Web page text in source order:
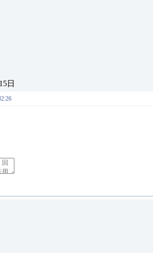
日